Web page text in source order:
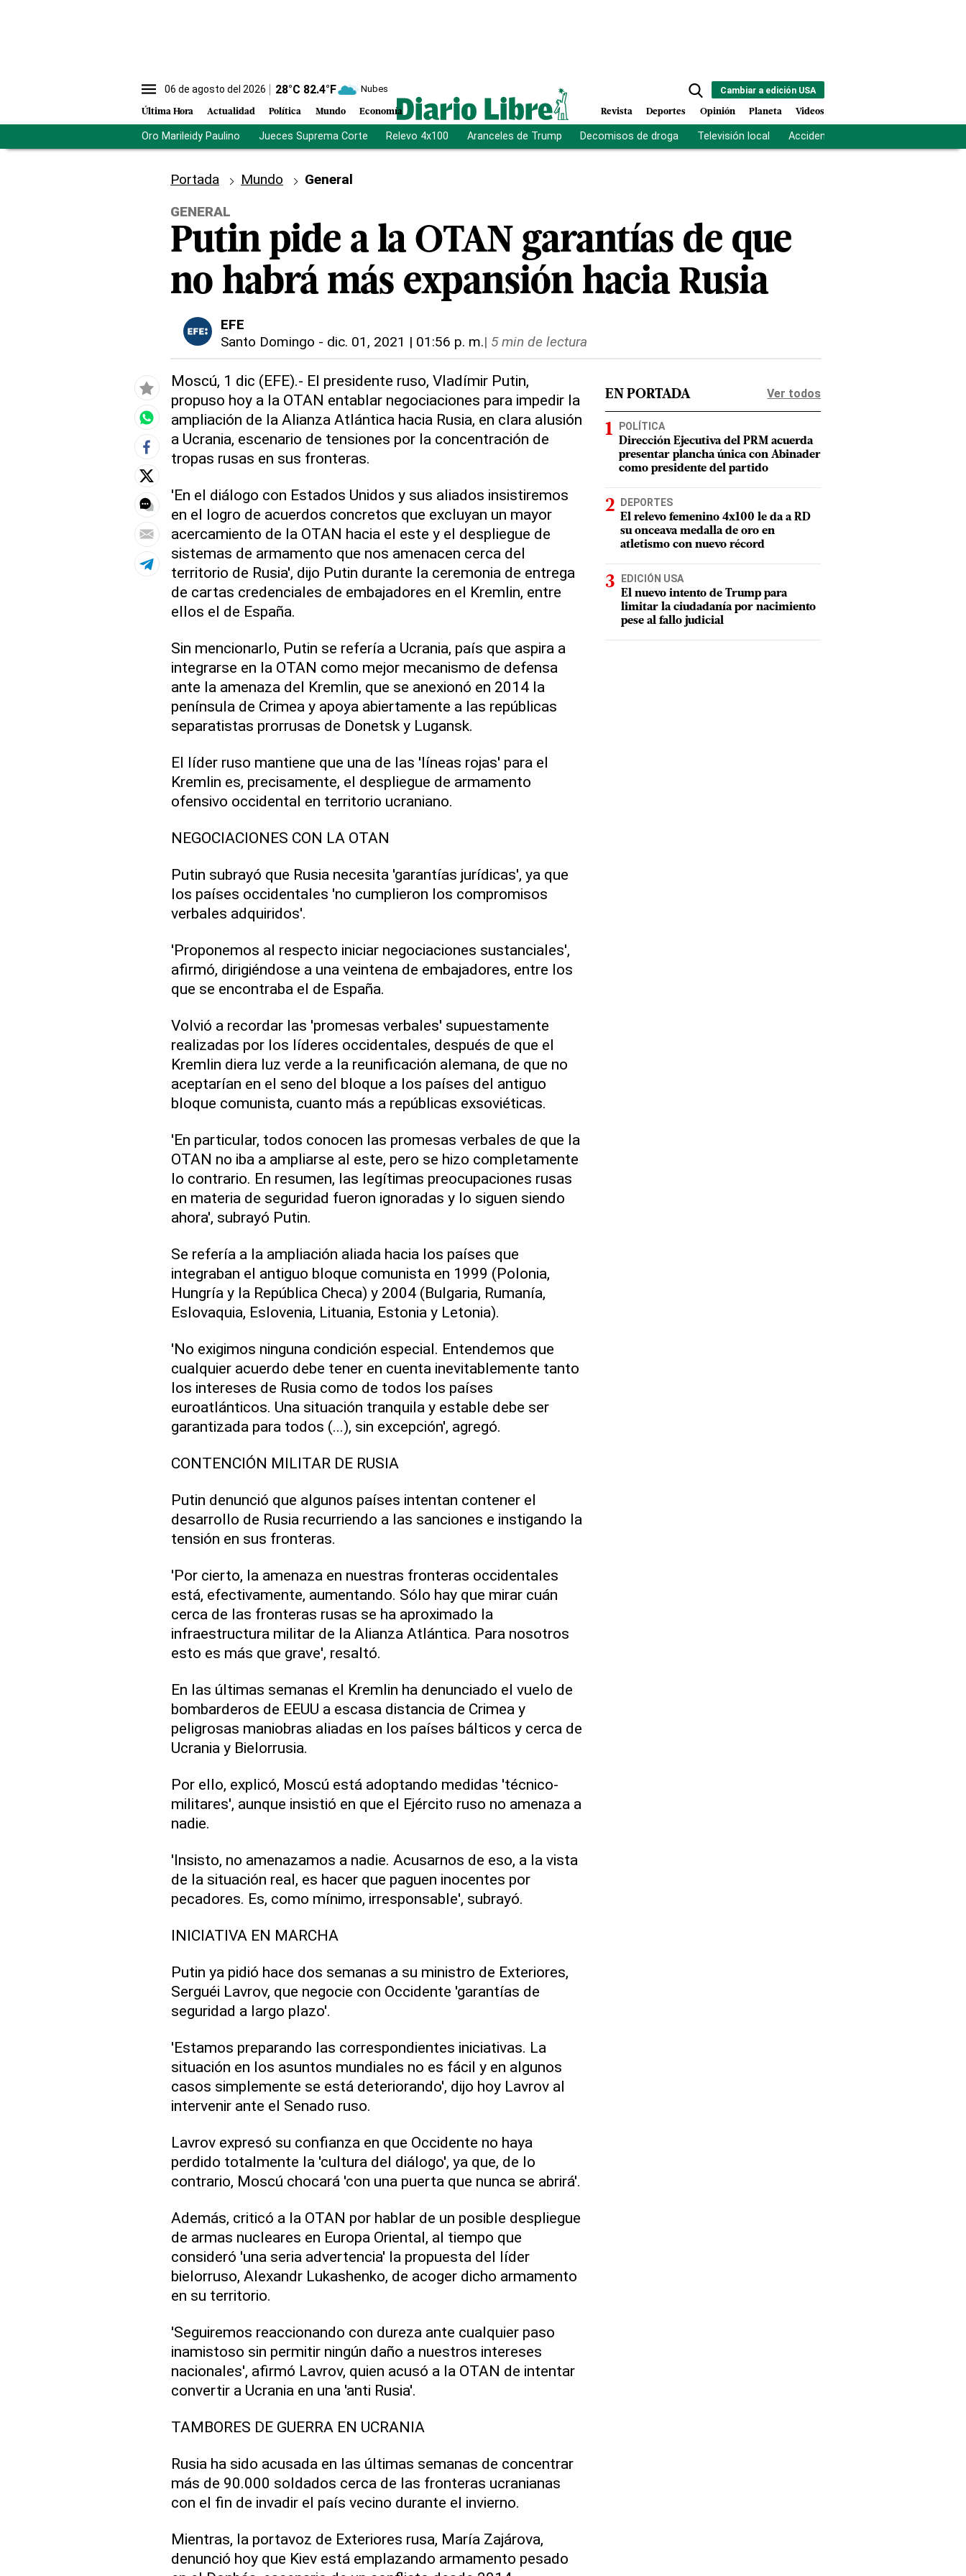
06 de agosto del 2026 28°C 82.4°F Nubes
Última Hora Actualidad Política Mundo Economía
Cambiar a edición USA
Revista Deportes Opinión Planeta Videos
Oro Marileidy Paulino Jueces Suprema Corte Relevo 4x100 Aranceles de Trump Decomisos de droga Televisión local Accidente Los Ríos
Portada Mundo
General
GENERAL
Putin pide a la OTAN garantías de que
no habrá más expansión hacia Rusia
EFE
Santo Domingo - dic. 01, 2021 | 01:56 p. m.| 5 min de lectura
Moscú, 1 dic (EFE).- El presidente ruso, Vladímir Putin,
propuso hoy a la OTAN entablar negociaciones para impedir la
ampliación de la Alianza Atlántica hacia Rusia, en clara alusión
a Ucrania, escenario de tensiones por la concentración de
tropas rusas en sus fronteras.
'En el diálogo con Estados Unidos y sus aliados insistiremos
en el logro de acuerdos concretos que excluyan un mayor
acercamiento de la OTAN hacia el este y el despliegue de
sistemas de armamento que nos amenacen cerca del
territorio de Rusia', dijo Putin durante la ceremonia de entrega
de cartas credenciales de embajadores en el Kremlin, entre
ellos el de España.
Sin mencionarlo, Putin se refería a Ucrania, país que aspira a
integrarse en la OTAN como mejor mecanismo de defensa
ante la amenaza del Kremlin, que se anexionó en 2014 la
península de Crimea y apoya abiertamente a las repúblicas
separatistas prorrusas de Donetsk y Lugansk.
El líder ruso mantiene que una de las 'líneas rojas' para el
Kremlin es, precisamente, el despliegue de armamento
ofensivo occidental en territorio ucraniano.
NEGOCIACIONES CON LA OTAN
Putin subrayó que Rusia necesita 'garantías jurídicas', ya que
los países occidentales 'no cumplieron los compromisos
verbales adquiridos'.
'Proponemos al respecto iniciar negociaciones sustanciales',
afirmó, dirigiéndose a una veintena de embajadores, entre los
que se encontraba el de España.
Volvió a recordar las 'promesas verbales' supuestamente
realizadas por los líderes occidentales, después de que el
Kremlin diera luz verde a la reunificación alemana, de que no
aceptarían en el seno del bloque a los países del antiguo
bloque comunista, cuanto más a repúblicas exsoviéticas.
'En particular, todos conocen las promesas verbales de que la
OTAN no iba a ampliarse al este, pero se hizo completamente
lo contrario. En resumen, las legítimas preocupaciones rusas
en materia de seguridad fueron ignoradas y lo siguen siendo
ahora', subrayó Putin.
Se refería a la ampliación aliada hacia los países que
integraban el antiguo bloque comunista en 1999 (Polonia,
Hungría y la República Checa) y 2004 (Bulgaria, Rumanía,
Eslovaquia, Eslovenia, Lituania, Estonia y Letonia).
'No exigimos ninguna condición especial. Entendemos que
cualquier acuerdo debe tener en cuenta inevitablemente tanto
los intereses de Rusia como de todos los países
euroatlánticos. Una situación tranquila y estable debe ser
garantizada para todos (...), sin excepción', agregó.
CONTENCIÓN MILITAR DE RUSIA
Putin denunció que algunos países intentan contener el
desarrollo de Rusia recurriendo a las sanciones e instigando la
tensión en sus fronteras.
'Por cierto, la amenaza en nuestras fronteras occidentales
está, efectivamente, aumentando. Sólo hay que mirar cuán
cerca de las fronteras rusas se ha aproximado la
infraestructura militar de la Alianza Atlántica. Para nosotros
esto es más que grave', resaltó.
En las últimas semanas el Kremlin ha denunciado el vuelo de
bombarderos de EEUU a escasa distancia de Crimea y
peligrosas maniobras aliadas en los países bálticos y cerca de
Ucrania y Bielorrusia.
Por ello, explicó, Moscú está adoptando medidas 'técnico-
militares', aunque insistió en que el Ejército ruso no amenaza a
nadie.
'Insisto, no amenazamos a nadie. Acusarnos de eso, a la vista
de la situación real, es hacer que paguen inocentes por
pecadores. Es, como mínimo, irresponsable', subrayó.
INICIATIVA EN MARCHA
Putin ya pidió hace dos semanas a su ministro de Exteriores,
Serguéi Lavrov, que negocie con Occidente 'garantías de
seguridad a largo plazo'.
'Estamos preparando las correspondientes iniciativas. La
situación en los asuntos mundiales no es fácil y en algunos
casos simplemente se está deteriorando', dijo hoy Lavrov al
intervenir ante el Senado ruso.
Lavrov expresó su confianza en que Occidente no haya
perdido totalmente la 'cultura del diálogo', ya que, de lo
contrario, Moscú chocará 'con una puerta que nunca se abrirá'.
Además, criticó a la OTAN por hablar de un posible despliegue
de armas nucleares en Europa Oriental, al tiempo que
consideró 'una seria advertencia' la propuesta del líder
bielorruso, Alexandr Lukashenko, de acoger dicho armamento
en su territorio.
'Seguiremos reaccionando con dureza ante cualquier paso
inamistoso sin permitir ningún daño a nuestros intereses
nacionales', afirmó Lavrov, quien acusó a la OTAN de intentar
convertir a Ucrania en una 'anti Rusia'.
TAMBORES DE GUERRA EN UCRANIA
Rusia ha sido acusada en las últimas semanas de concentrar
más de 90.000 soldados cerca de las fronteras ucranianas
con el fin de invadir el país vecino durante el invierno.
Mientras, la portavoz de Exteriores rusa, María Zajárova,
denunció hoy que Kiev está emplazando armamento pesado
EN PORTADA Ver todos
POLÍTICA
Dirección Ejecutiva del PRM acuerda
presentar plancha única con Abinader
como presidente del partido
DEPORTES
El relevo femenino 4x100 le da a RD
su onceava medalla de oro en
atletismo con nuevo récord
EDICIÓN USA
El nuevo intento de Trump para
limitar la ciudadanía por nacimiento
pese al fallo judicial